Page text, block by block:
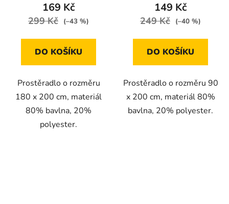
169 Kč
299 Kč (–43 %)
DO KOŠÍKU
Prostěradlo o rozměru
180 x 200 cm, materiál
80% bavlna, 20%
polyester.
149 Kč
249 Kč (–40 %)
DO KOŠÍKU
Prostěradlo o rozměru 90
x 200 cm, materiál 80%
bavlna, 20% polyester.